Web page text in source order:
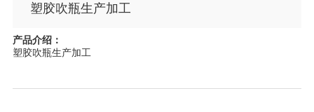
塑胶吹瓶生产加工
产品介绍：
塑胶吹瓶生产加工